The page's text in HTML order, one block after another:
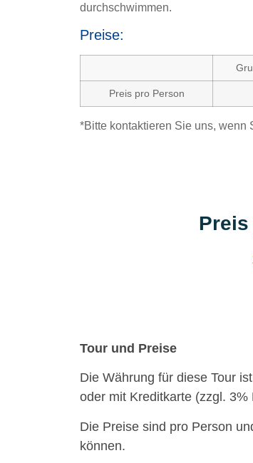
durchschwimmen.
Preise:
Preis pro Person
*Bitte kontaktieren Sie uns, wenn
Tour und Preise
Die Währung für diese Tour
oder mit Kreditkarte (zzgl.
Die Preise sind pro Person
können.